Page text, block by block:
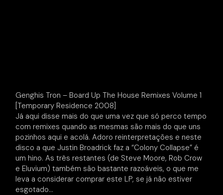
Genghis Tron – Board Up The House Remixes Volume 1
[Temporary Residence 2008]
Já aqui disse mais do que uma vez que só perco tempo
com remixes quando as mesmas são mais do que uns
pozinhos aqui e acolá. Adoro reinterpretações e neste
disco a que Justin Broadrick faz a “Colony Collapse” é
um hino. As três restantes (de Steve Moore, Rob Crow
e Eluvium) também são bastante razoáveis, o que me
leva a considerar comprar este LP, se já não estiver
esgotado…